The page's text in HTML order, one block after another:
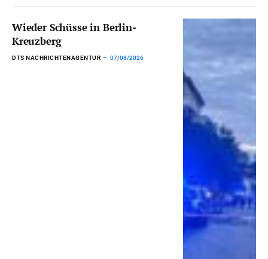
Wieder Schüsse in Berlin-
Kreuzberg
DTS NACHRICHTENAGENTUR 07/08/2026